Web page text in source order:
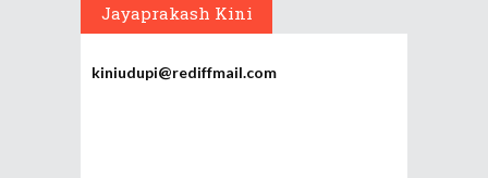
Jayaprakash Kini
kiniudupi@rediffmail.com